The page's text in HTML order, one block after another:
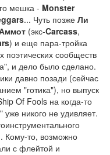
мешка - Monster
... Чуть позже Ли
(экс-Carcass,
) и еще пара-тройка
поэтических сообществ
и дело было сделано.
давно позади (сейчас
"готика"), но выпуск
Of Fools на когда-то
уже никого не удивляет.
Кому-то, возможно
с флейтой и